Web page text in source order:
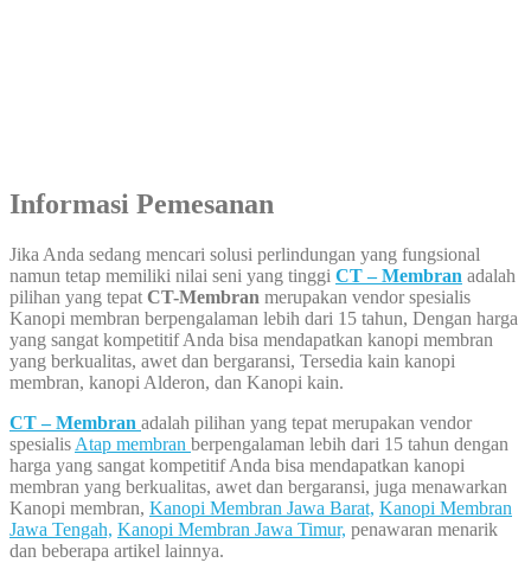
Informasi Pemesanan
Jika Anda sedang mencari solusi perlindungan yang fungsional
namun tetap memiliki nilai seni yang tinggi CT – Membran adalah
pilihan yang tepat CT-Membran merupakan vendor spesialis
Kanopi membran berpengalaman lebih dari 15 tahun, Dengan harga
yang sangat kompetitif Anda bisa mendapatkan kanopi membran
yang berkualitas, awet dan bergaransi, Tersedia kain kanopi
membran, kanopi Alderon, dan Kanopi kain.
CT – Membran adalah pilihan yang tepat merupakan vendor
spesialis Atap membran berpengalaman lebih dari 15 tahun dengan
harga yang sangat kompetitif Anda bisa mendapatkan kanopi
membran yang berkualitas, awet dan bergaransi, juga menawarkan
Kanopi membran, Kanopi Membran Jawa Barat, Kanopi Membran
Jawa Tengah, Kanopi Membran Jawa Timur, penawaran menarik
dan beberapa artikel lainnya.